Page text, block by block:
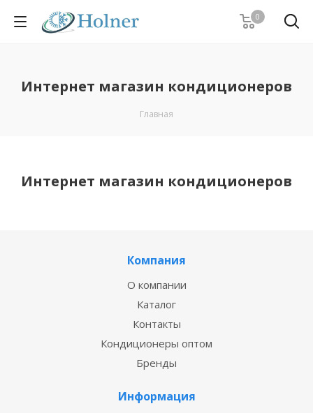
0
Интернет магазин кондиционеров
Главная
Интернет магазин кондиционеров
Компания
О компании
Каталог
Контакты
Кондиционеры оптом
Бренды
Информация